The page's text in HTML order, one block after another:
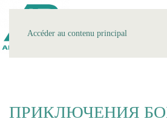
Accéder au contenu principal
ПРИКЛЮЧЕНИЯ